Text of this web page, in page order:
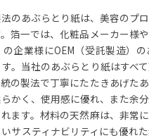
のあぶらとり紙は、美容のプ
箔一では、化粧品メーカー様
企業様にOEM（受託製造）
。当社のあぶらとり紙はすべ
の製法で丁寧にたたきあげた
かく、使用感に優れ、また余
ます。材料の天然麻は、非常
サスティナビリティにも優れ